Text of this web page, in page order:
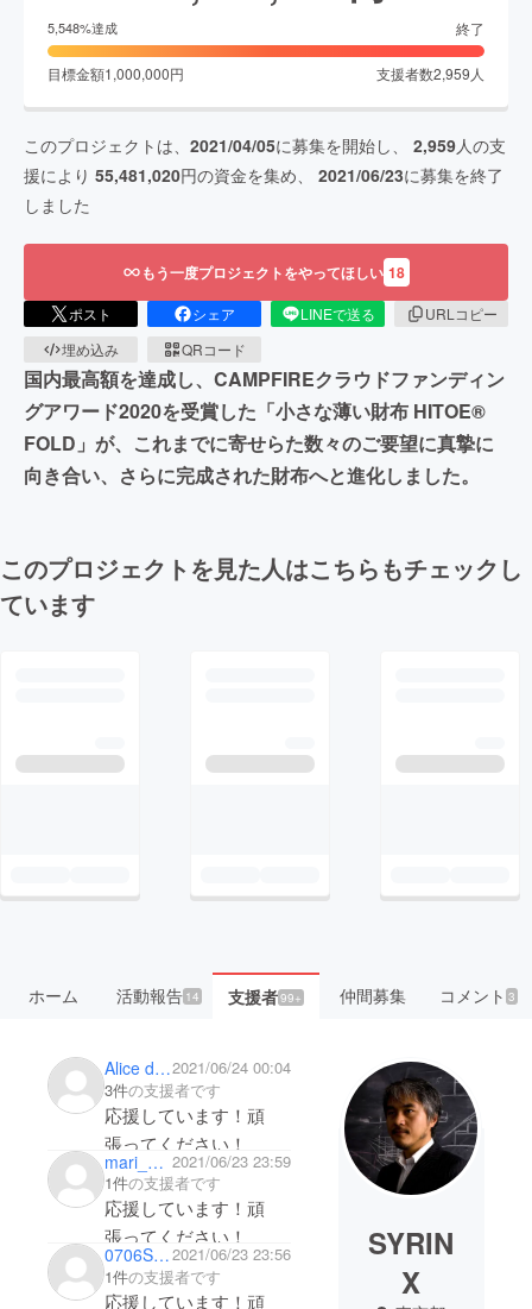
5,548%達成 終了
目標金額1,000,000円 支援者数2,959 人
このプロジェクトは、 2021/04/05に募集を開始し、 2,959人の支
援により 55,481,020円の資金を集め、 2021/06/23に募集を終了
しました
もう一度プロジェクトをやってほしい 18
ポスト シェア LINEで送る
URLコピー
埋め込み
QRコード
国内最高額を達成し、CAMPFIREクラウドファンディン
グアワード2020を受賞した「小さな薄い財布 HITOE®
FOLD」が、これまでに寄せらた数々のご要望に真摯に
向き合い、さらに完成された財布へと進化しました。
このプロジェクトを見た人はこちらもチェックし
ています
ホーム 活動報告14 支援者99+ 仲間募集 コメント3
Alice dayo2021/06/24 00:04
3件の支援者です
応援しています！頑
張ってください！
mari_k54 2021/06/23 23:59
1件の支援者です
応援しています！頑
張ってください！
0706Sakurai2021/06/23 23:56
1件の支援者です
応援しています！頑
SYRIN
X